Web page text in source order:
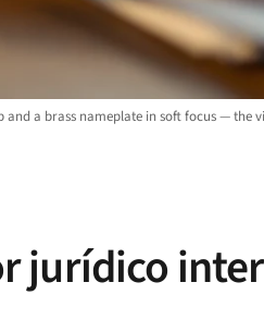
a brass nameplate in soft focus — the
jurídico